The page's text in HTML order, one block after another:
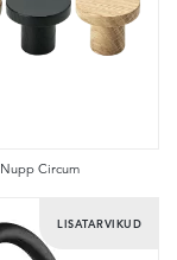
Nupp Circum
LISATARVIKUD